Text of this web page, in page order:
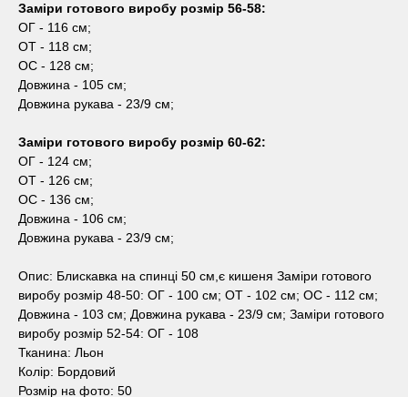
Заміри готового виробу розмір 56-58:
ОГ - 116 см;
ОТ - 118 см;
ОС - 128 см;
Довжина - 105 см;
Довжина рукава - 23/9 см;
Заміри готового виробу розмір 60-62:
ОГ - 124 см;
ОТ - 126 см;
ОС - 136 см;
Довжина - 106 см;
Довжина рукава - 23/9 см;
Опис: Блискавка на спинці 50 см,є кишеня Заміри готового
виробу розмір 48-50: ОГ - 100 см; ОТ - 102 см; ОС - 112 см;
Довжина - 103 см; Довжина рукава - 23/9 см; Заміри готового
виробу розмір 52-54: ОГ - 108
Тканина: Льон
Колір: Бордовий
Розмір на фото: 50